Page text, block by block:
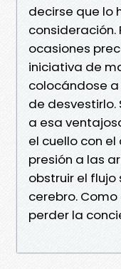
decirse que lo
ocasiones
iniciativa de
colocándose
de
a esa
el cuello con
presión a las
obstruir el
cerebro.
perder la